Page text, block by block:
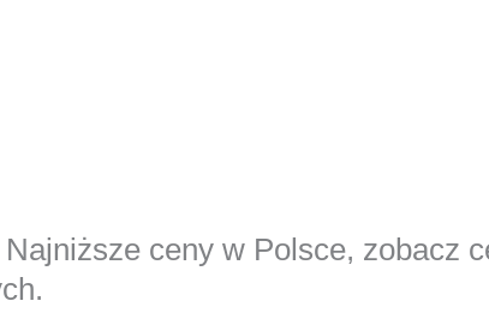
ceny w Polsce, zobacz